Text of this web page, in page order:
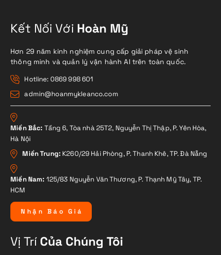
Kết Nối Với Hoàn Mỹ
Hơn 29 năm kinh nghiệm cung cấp giải pháp vệ sinh
thông minh và quản lý vận hành AI trên toàn quốc.
Hotline: 0869 998 601
admin@hoanmykleanco.com
Miền Bắc: Tầng 6, Tòa nhà 25T2, Nguyễn Thị Thập, P. Yên Hòa,
Hà Nội
Miền Trung: K260/29 Hải Phòng, P. Thanh Khê, TP. Đà Nẵng
Miền Nam: 125/83 Nguyễn Văn Thương, P. Thạnh Mỹ Tây, TP.
HCM
N hậ n B á o G i á
Vị TríCủa Chúng Tôi